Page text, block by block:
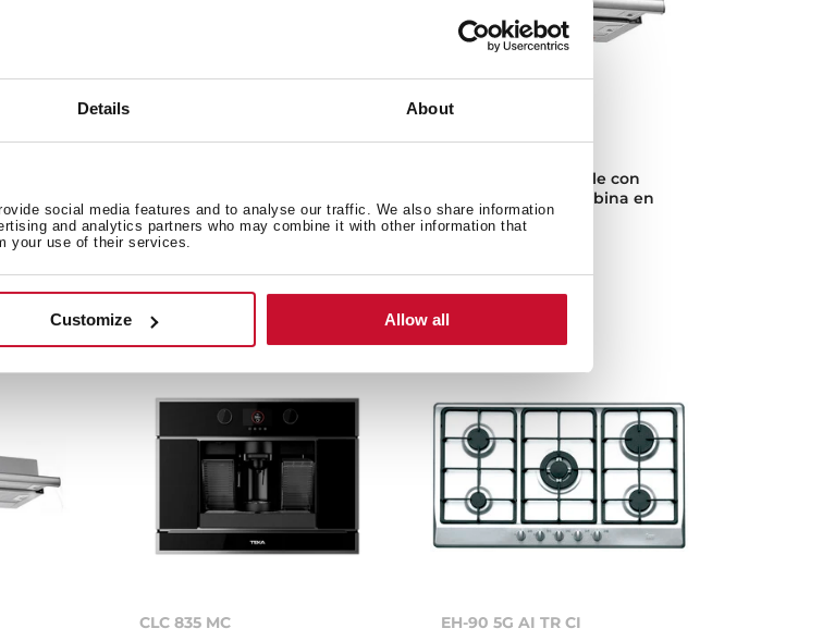
Details About
social media features and to analyse our traffic. We also share information
and analytics partners who may combine it with other information that
your use of their services.
Customize Allow all
ECO
DH2 985 Isla
TL 6310
Campana Extensible con
motor de doble turbina en
60 cm
CLC 835 MC
EH-90 5G AI TR CI